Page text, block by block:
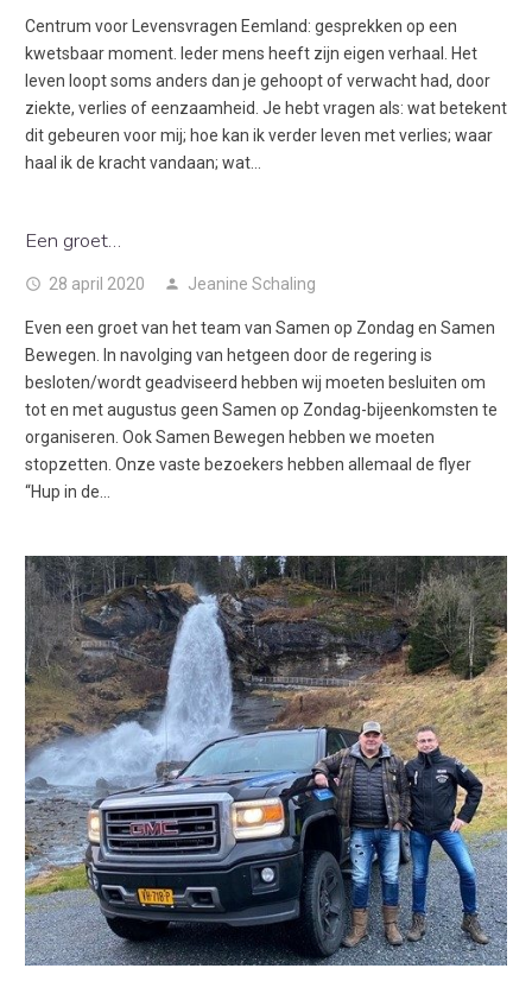
Centrum voor Levensvragen Eemland: gesprekken op een
kwetsbaar moment. Ieder mens heeft zijn eigen verhaal. Het
leven loopt soms anders dan je gehoopt of verwacht had, door
ziekte, verlies of eenzaamheid. Je hebt vragen als: wat betekent
dit gebeuren voor mij; hoe kan ik verder leven met verlies; waar
haal ik de kracht vandaan; wat…
Een groet…
access_time 28 april 2020 person Jeanine Schaling
Even een groet van het team van Samen op Zondag en Samen
Bewegen. In navolging van hetgeen door de regering is
besloten/wordt geadviseerd hebben wij moeten besluiten om
tot en met augustus geen Samen op Zondag-bijeenkomsten te
organiseren. Ook Samen Bewegen hebben we moeten
stopzetten. Onze vaste bezoekers hebben allemaal de flyer
“Hup in de…